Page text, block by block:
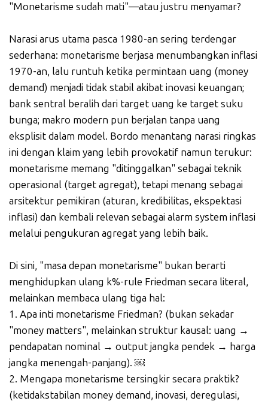
"Monetarisme sudah mati"—atau justru menyamar?
Narasi arus utama pasca 1980-an sering terdengar
sederhana: monetarisme berjasa menumbangkan inflasi
1970-an, lalu runtuh ketika permintaan uang (money
demand) menjadi tidak stabil akibat inovasi keuangan;
bank sentral beralih dari target uang ke target suku
bunga; makro modern pun berjalan tanpa uang
eksplisit dalam model. Bordo menantang narasi ringkas
ini dengan klaim yang lebih provokatif namun terukur:
monetarisme memang "ditinggalkan" sebagai teknik
operasional (target agregat), tetapi menang sebagai
arsitektur pemikiran (aturan, kredibilitas, ekspektasi
inflasi) dan kembali relevan sebagai alarm system inflasi
melalui pengukuran agregat yang lebih baik.
Di sini, "masa depan monetarisme" bukan berarti
menghidupkan ulang k%-rule Friedman secara literal,
melainkan membaca ulang tiga hal:
1. Apa inti monetarisme Friedman? (bukan sekadar
"money matters", melainkan struktur kausal: uang →
pendapatan nominal → output jangka pendek → harga
jangka menengah-panjang). ￼
2. Mengapa monetarisme tersingkir secara praktik?
(ketidakstabilan money demand, inovasi, deregulasi,